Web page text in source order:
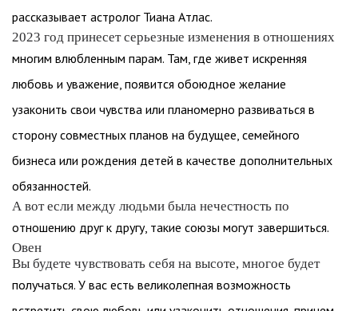
рассказывает астролог Тиана Атлас.
2023 год принесет серьезные изменения в отношениях
многим влюбленным парам. Там, где живет искренняя
любовь и уважение, появится обоюдное желание
узаконить свои чувства или планомерно развиваться в
сторону совместных планов на будущее, семейного
бизнеса или рождения детей в качестве дополнительных
обязанностей.
А вот если между людьми была нечестность по
отношению друг к другу, такие союзы могут завершиться.
Овен
Вы будете чувствовать себя на высоте, многое будет
получаться. У вас есть великолепная возможность